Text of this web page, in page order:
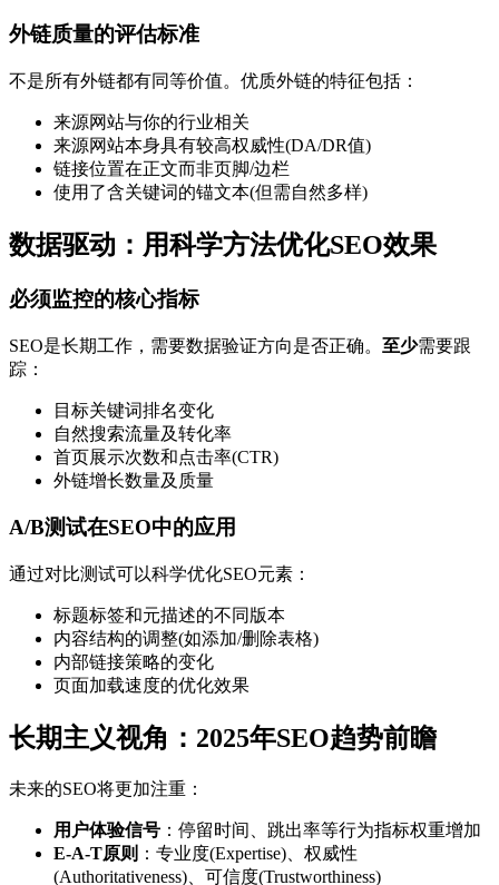
外链质量的评估标准
不是所有外链都有同等价值。优质外链的特征包括：
来源网站与你的行业相关
来源网站本身具有较高权威性(DA/DR值)
链接位置在正文而非页脚/边栏
使用了含关键词的锚文本(但需自然多样)
数据驱动：用科学方法优化SEO效果
必须监控的核心指标
SEO是长期工作，需要数据验证方向是否正确。 至少需要跟
踪：
目标关键词排名变化
自然搜索流量及转化率
首页展示次数和点击率(CTR)
外链增长数量及质量
A/B测试在SEO中的应用
通过对比测试可以科学优化SEO元素：
标题标签和元描述的不同版本
内容结构的调整(如添加/删除表格)
内部链接策略的变化
页面加载速度的优化效果
长期主义视角：2025年SEO趋势前瞻
未来的SEO将更加注重：
用户体验信号 ：停留时间、跳出率等行为指标权重增加
E-A-T原则 ：专业度(Expertise)、权威性
(Authoritativeness)、可信度(Trustworthiness)